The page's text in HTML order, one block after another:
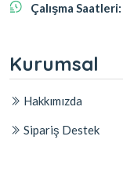
Çalışma Saatleri:
Kurumsal
Hakkımızda
Sipariş Destek